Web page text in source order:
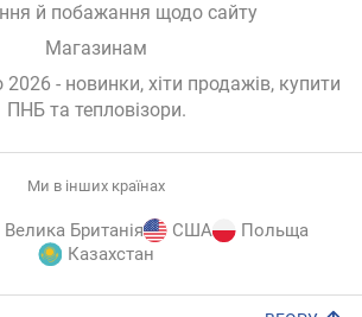
й побажання щодо сайту
Магазинам
2026 - новинки, хіти продажів, купити
ПНБ та тепловізори.
Ми в інших країнах
Велика Британія США
Польща
Казахстан